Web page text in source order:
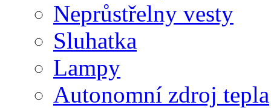
Neprůstřelny vesty
Sluhatka
Lampy
Autonomní zdroj tepla